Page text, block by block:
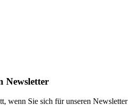
Newsletter
wenn Sie sich für unseren Newsletter